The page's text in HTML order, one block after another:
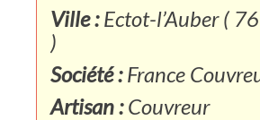
Ville :Ectot-l’Auber (
)
Société :France
Artisan :Couvreur